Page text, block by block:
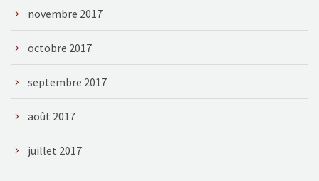
novembre 2017
octobre 2017
septembre 2017
août 2017
juillet 2017